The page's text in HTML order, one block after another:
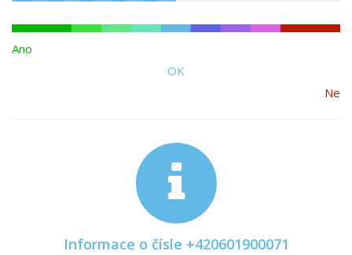
Ano
OK
Ne
Informace o čísle +420601900071